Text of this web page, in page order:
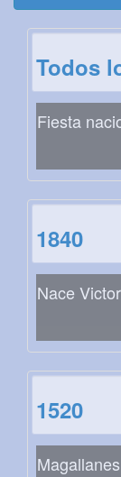
Todos
Fiesta
1840
Nace
1520